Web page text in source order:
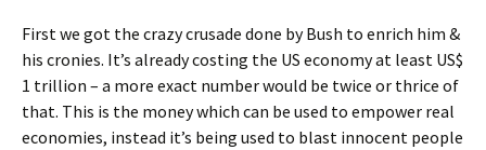
First we got the crazy crusade done by Bush to enrich him &
his cronies. It’s already costing the US economy at least US$
1 trillion – a more exact number would be twice or thrice of
that. This is the money which can be used to empower real
economies, instead it’s being used to blast innocent people